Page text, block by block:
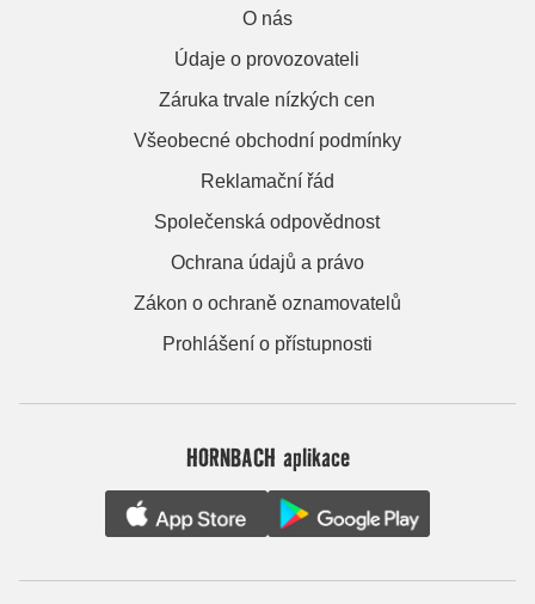
O nás
Údaje o provozovateli
Záruka trvale nízkých cen
Všeobecné obchodní podmínky
Reklamační řád
Společenská odpovědnost
Ochrana údajů a právo
Zákon o ochraně oznamovatelů
Prohlášení o přístupnosti
HORNBACH aplikace